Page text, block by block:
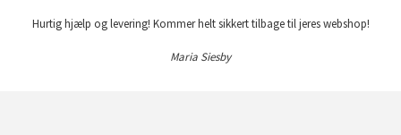
Hurtig hjælp og levering! Kommer helt sikkert tilbage til jeres webshop!
Maria Siesby